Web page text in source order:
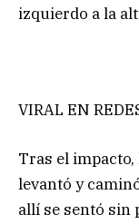
izquierdo a la
VIRAL EN
Tras el
levantó y
allí se sentó sin